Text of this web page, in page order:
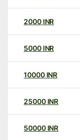
2000 INR
5000 INR
10000 INR
25000 INR
50000 INR